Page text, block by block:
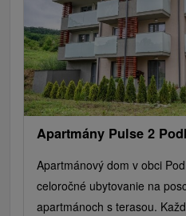
Apartmány Pulse 2
Apartmánový dom v obci
celoročné ubytovanie na
apartmánoch s terasou.